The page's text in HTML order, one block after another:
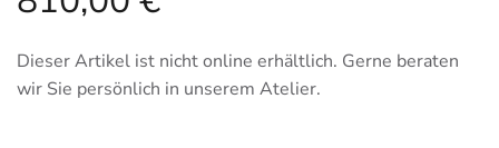
Dieser Artikel ist nicht online erhältlich. Gerne beraten
wir Sie persönlich in unserem Atelier.